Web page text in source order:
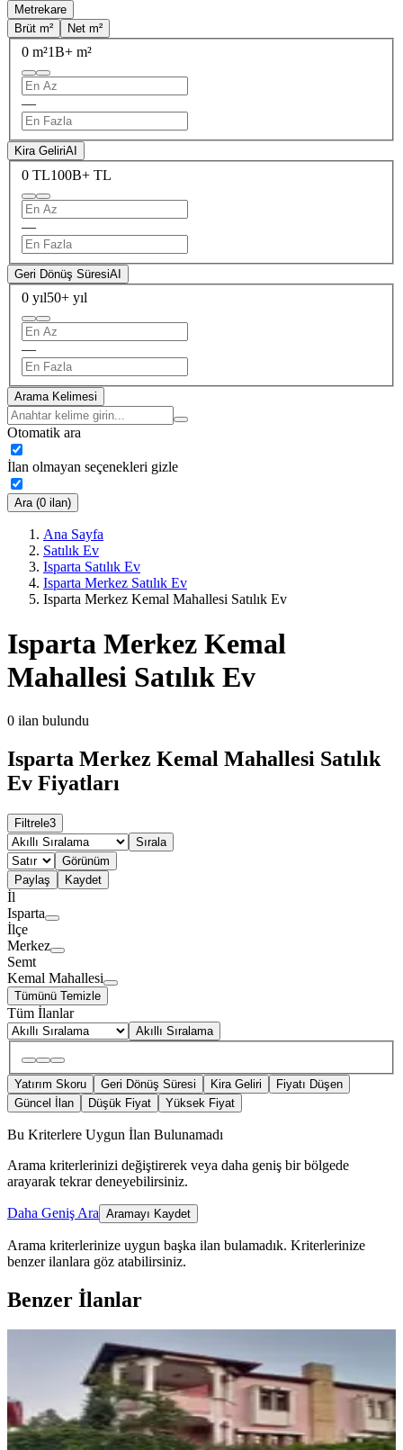
Metrekare
Brüt m²
Net m²
0 m²1B+ m²
—
Kira GeliriAI
0 TL100B+ TL
—
Geri Dönüş SüresiAI
0 yıl50+ yıl
—
Arama Kelimesi
Otomatik ara
İlan olmayan seçenekleri gizle
Ara (0 ilan)
Ana Sayfa
Satılık Ev
Isparta Satılık Ev
Isparta Merkez Satılık Ev
Isparta Merkez Kemal Mahallesi Satılık Ev
Isparta Merkez Kemal
Mahallesi Satılık Ev
0 ilan bulundu
Isparta Merkez Kemal Mahallesi Satılık
Ev Fiyatları
Filtrele3
Sırala
Görünüm
Paylaş
Kaydet
İl
Isparta
İlçe
Merkez
Semt
Kemal Mahallesi
Tümünü Temizle
Tüm İlanlar
Akıllı Sıralama
Yatırım Skoru Geri Dönüş Süresi Kira Geliri
Fiyatı Düşen
Güncel İlan
Düşük Fiyat Yüksek Fiyat
Bu Kriterlere Uygun İlan Bulunamadı
Arama kriterlerinizi değiştirerek veya daha geniş bir bölgede
arayarak tekrar deneyebilirsiniz.
Daha Geniş Ara Aramayı Kaydet
Arama kriterlerinize uygun başka ilan bulamadık. Kriterlerinize
benzer ilanlara göz atabilirsiniz.
Benzer İlanlar
Ev Değil Yuva Arayanlar Buraya
Merkez, Muzaffer Türkeş Mahallesi
3+1· 240 m²·05.08.2026